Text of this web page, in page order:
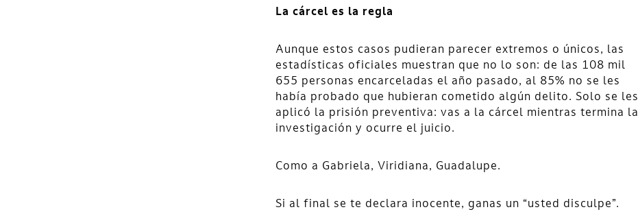
La cárcel es la regla
Aunque estos casos pudieran parecer extremos o únicos, las
estadísticas oficiales muestran que no lo son: de las 108 mil
655 personas encarceladas el año pasado, al 85% no se les
había probado que hubieran cometido algún delito. Solo se les
aplicó la prisión preventiva: vas a la cárcel mientras termina la
investigación y ocurre el juicio.
Como a Gabriela, Viridiana, Guadalupe.
Si al final se te declara inocente, ganas un “usted disculpe”.